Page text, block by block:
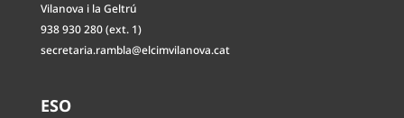
Vilanova i la Geltrú
938 930 280 (ext. 1)
secretaria.rambla@elcimvilanova.cat
ESO